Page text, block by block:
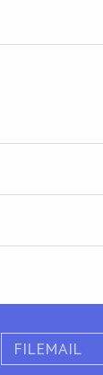
FILEMAIL